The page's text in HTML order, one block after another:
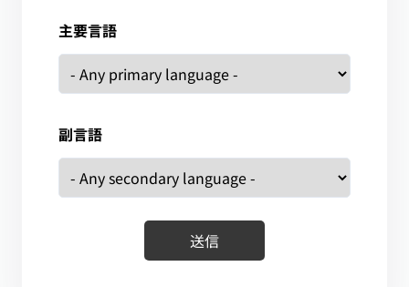
主要言語
副言語